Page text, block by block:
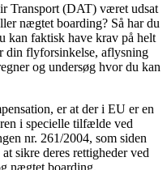
Transport (DAT) været udsat
nægtet boarding? Så har du
kan faktisk have krav på helt
din flyforsinkelse, aflysning
og undersøg hvor du kan
er at der i EU er en
i specielle tilfælde ved
nr. 261/2004, som siden
sikre deres rettigheder ved
nægtet boarding.